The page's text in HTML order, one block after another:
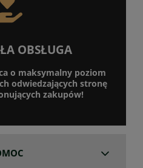
OBSŁUGA
o maksymalny poziom
odwiedzających stronę
zakupów!